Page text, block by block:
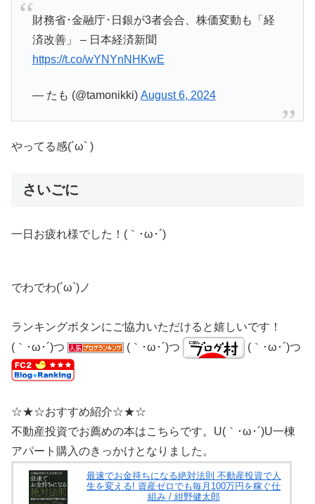
財務省･金融庁･日銀が3者会合、株価変動も「経
済改善」 – 日本経済新聞
https://t.co/wYNYnNHKwE
— たも (@tamonikki) August 6, 2024
やってる感(´ω` )
さいごに
一日お疲れ様でした！(｀･ω･´)
でわでわ(´ω`)ノ
ランキングボタンにご協力いただけると嬉しいです！
(｀･ω･´)つ
(｀･ω･´)つ (｀･ω･´)つ
☆★☆おすすめ紹介☆★☆
不動産投資でお薦めの本はこちらです。U(｀･ω･´)U一棟
アパート購入のきっかけとなりました。
最速でお金持ちになる絶対法則 不動産投資で人
生を変える! 資産ゼロでも毎月100万円を稼ぐ仕
組み / 紺野健太郎